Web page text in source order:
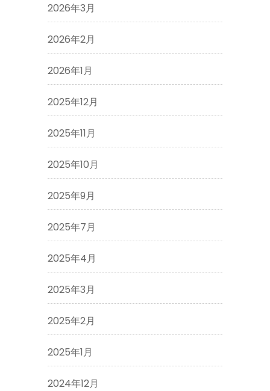
2026年3月
2026年2月
2026年1月
2025年12月
2025年11月
2025年10月
2025年9月
2025年7月
2025年4月
2025年3月
2025年2月
2025年1月
2024年12月